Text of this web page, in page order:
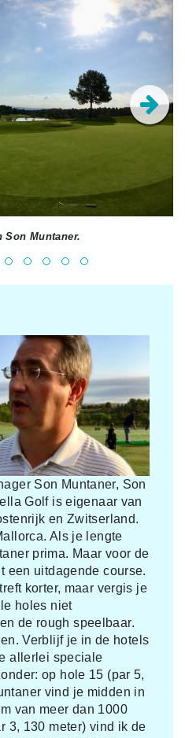
Son Muntaner.
Son Muntaner, Son
Golf is eigenaar van
en Zwitserland.
Als je lengte
prima. Maar voor de
een uitdagende course.
korter, maar vergis je
holes niet
de rough speelbaar.
Verblijf je in de hotels
allerlei speciale
op hole 15 (par 5,
vind je midden in
van meer dan 1000
3, 130 meter) vind ik de